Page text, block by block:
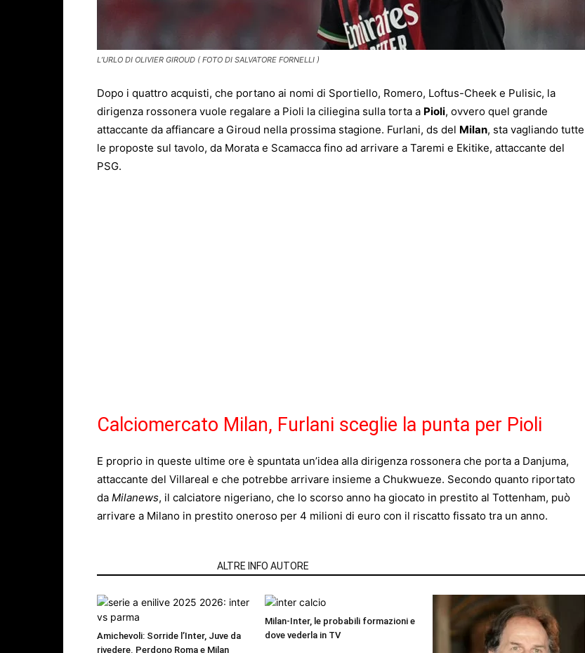
L’URLO DI OLIVIER GIROUD ( FOTO DI SALVATORE FORNELLI )
Dopo i quattro acquisti, che portano ai nomi di Sportiello, Romero, Loftus-Cheek e Pulisic, la
dirigenza rossonera vuole regalare a Pioli la ciliegina sulla torta a Pioli, ovvero quel grande
attaccante da affiancare a Giroud nella prossima stagione. Furlani, ds del Milan, sta vagliando tutte
le proposte sul tavolo, da Morata e Scamacca fino ad arrivare a Taremi e Ekitike, attaccante del
PSG.
Calciomercato Milan, Furlani sceglie la punta per Pioli
E proprio in queste ultime ore è spuntata un’idea alla dirigenza rossonera che porta a Danjuma,
attaccante del Villareal e che potrebbe arrivare insieme a Chukwueze. Secondo quanto riportato
da Milanews, il calciatore nigeriano, che lo scorso anno ha giocato in prestito al Tottenham, può
arrivare a Milano in prestito oneroso per 4 milioni di euro con il riscatto fissato tra un anno.
ALTRE INFO AUTORE
Amichevoli: Sorride l’Inter, Juve da
rivedere. Perdono Roma e Milan
Milan-Inter, le probabili formazioni e
dove vederla in TV